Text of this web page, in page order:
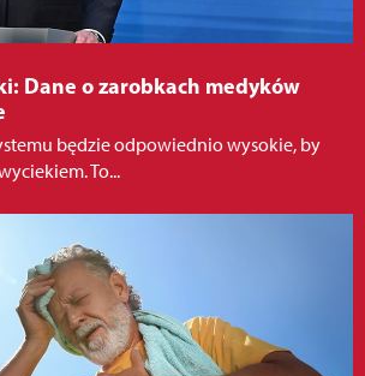
Dane o zarobkach medyków
będzie odpowiednio wysokie, by
To...